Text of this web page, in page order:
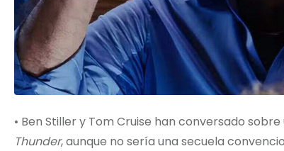
• Ben Stiller y Tom Cruise han conversado
Thunder, aunque no sería una secuela